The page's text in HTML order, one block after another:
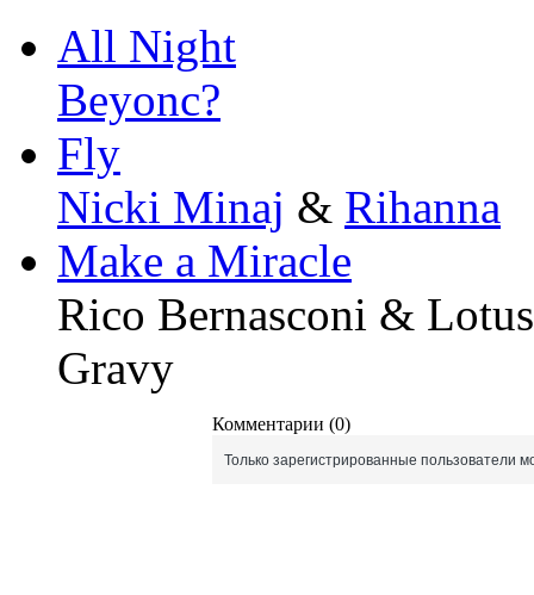
All Night
Beyonc?
Fly
Nicki Minaj & Rihanna
Make a Miracle
Rico Bernasconi &
Gravy
Комментарии (0)
Только зарегистрированные пользователи